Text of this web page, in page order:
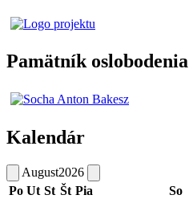
Pamätník oslobodenia
Kalendár
August2026
Po Ut St Št Pia So